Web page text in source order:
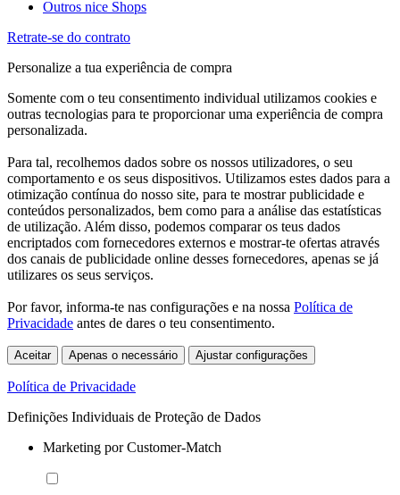
Outros nice Shops
Retrate-se do contrato
Personalize a tua experiência de compra
Somente com o teu consentimento individual utilizamos cookies e
outras tecnologias para te proporcionar uma experiência de compra
personalizada.
Para tal, recolhemos dados sobre os nossos utilizadores, o seu
comportamento e os seus dispositivos. Utilizamos estes dados para a
otimização contínua do nosso site, para te mostrar publicidade e
conteúdos personalizados, bem como para a análise das estatísticas
de utilização. Além disso, podemos comparar os teus dados
encriptados com fornecedores externos e mostrar-te ofertas através
dos canais de publicidade online desses fornecedores, apenas se já
utilizares os seus serviços.
Por favor, informa-te nas configurações e na nossa Política de
Privacidade antes de dares o teu consentimento.
Aceitar Apenas o necessário Ajustar configurações
Política de Privacidade
Definições Individuais de Proteção de Dados
Marketing por Customer-Match